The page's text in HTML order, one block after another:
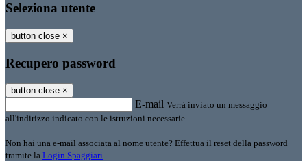
Seleziona utente
button close ×
Recupero password
button close ×
E-mail Verrà inviato un messaggio
all'indirizzo indicato con le istruzioni necessarie.
Non hai una e-mail associata al nome utente? Effettua il reset della password
tramite la Login Spaggiari